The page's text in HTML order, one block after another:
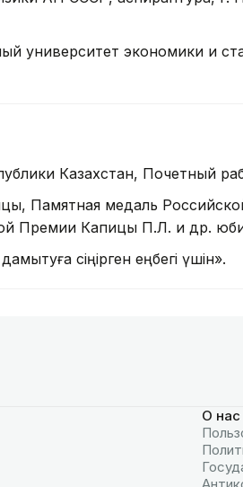
университет экономики и
Казахстан, Почетный
Памятная медаль
Премии Капицы П.Л. и др.
сіңірген еңбегі үшін».
О нас